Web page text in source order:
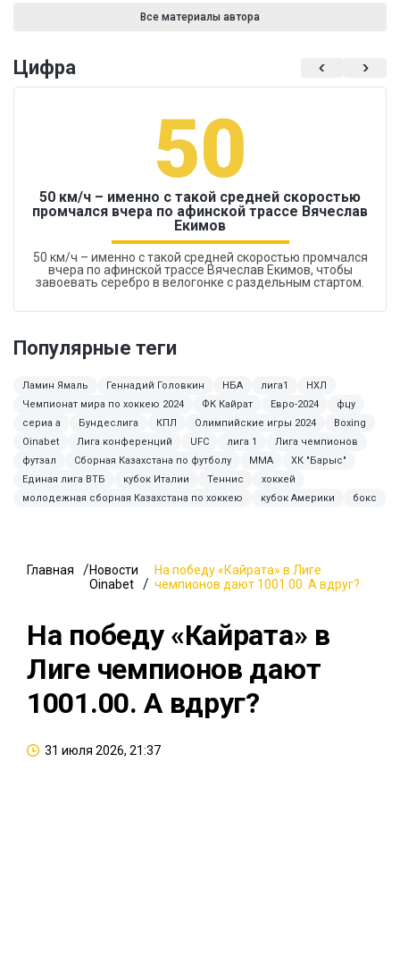
Все материалы автора
Цифра
50
50 км/ч – именно с такой средней скоростью
промчался вчера по афинской трассе Вячеслав
Екимов
50 км/ч – именно с такой средней скоростью промчался
вчера по афинской трассе Вячеслав Екимов, чтобы
завоевать серебро в велогонке с раздельным стартом.
Популярные теги
Ламин Ямаль Геннадий Головкин НБА лига1
НХЛ
Чемпионат мира по хоккею 2024
ФК Кайрат Евро-2024
фцу
сериа а
Бундеслига КПЛ Олимпийские игры 2024
Boxing
Oinabet
Лига конференций UFC лига 1
Лига чемпионов
футзал
Сборная Казахстана по футболу MMA
ХК "Барыс"
Единая лига ВТБ
кубок Италии Теннис
хоккей
молодежная сборная Казахстана по хоккею
кубок Америки бокс
Главная
Новости
Oinabet
На победу «Кайрата» в Лиге
чемпионов дают 1001.00. А вдруг?
На победу «Кайрата» в
Лиге чемпионов дают
1001.00. А вдруг?
31 июля 2026, 21:37